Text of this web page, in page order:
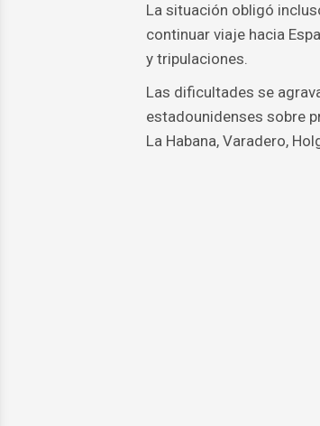
La situación obligó
continuar viaje hacia
y tripulaciones.
Las dificultades se
estadounidenses sobre
La Habana, Varadero,